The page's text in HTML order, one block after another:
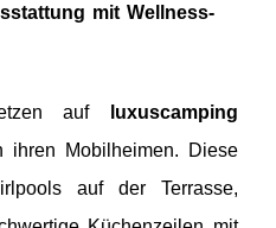
mit Wellness-
auf
luxuscamping
ihren Mobilheimen. Diese
auf der Terrasse,